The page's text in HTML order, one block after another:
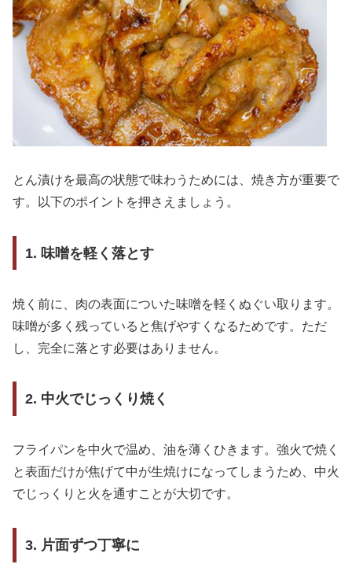
とん漬けを最高の状態で味わうためには、焼き方が重要で
す。以下のポイントを押さえましょう。
1. 味噌を軽く落とす
焼く前に、肉の表面についた味噌を軽くぬぐい取ります。
味噌が多く残っていると焦げやすくなるためです。ただ
し、完全に落とす必要はありません。
2. 中火でじっくり焼く
フライパンを中火で温め、油を薄くひきます。強火で焼く
と表面だけが焦げて中が生焼けになってしまうため、中火
でじっくりと火を通すことが大切です。
3. 片面ずつ丁寧に